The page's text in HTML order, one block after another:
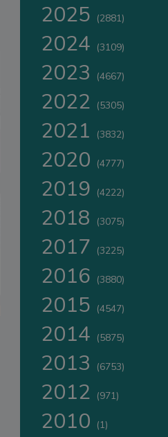
2025 (2881)
2024 (3109)
2023 (4667)
2022 (5305)
2021 (3832)
2020 (4777)
2019 (4222)
2018 (3075)
2017 (3225)
2016 (3880)
2015 (4547)
2014 (5875)
2013 (6753)
2012 (971)
2010 (1)